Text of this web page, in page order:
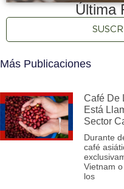
Última
Más Publicaciones
Café De
Está
Sector
Durante
café
Vietnam
los